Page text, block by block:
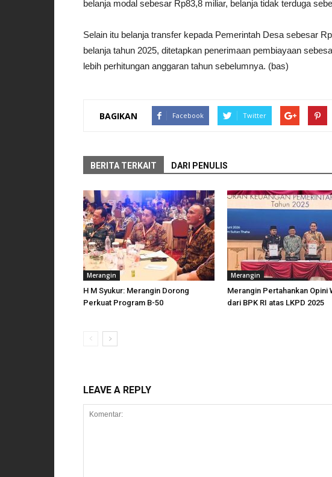
belanja modal sebesar Rp83,8 miliar, belanja tidak terduga
Selain itu belanja transfer kepada Pemerintah Desa sebesar
belanja tahun 2025, ditetapkan penerimaan pembiayaan
lebih perhitungan anggaran tahun sebelumnya. (bas)
BAGIKAN Facebook Twitter
BERITA TERKAIT DARI PENULIS
Merangin
H M Syukur: Merangin Dorong
Perkuat Program B-50
Merangin
Merangin Pertahankan Opini
dari BPK RI atas LKPD 2025
LEAVE A REPLY